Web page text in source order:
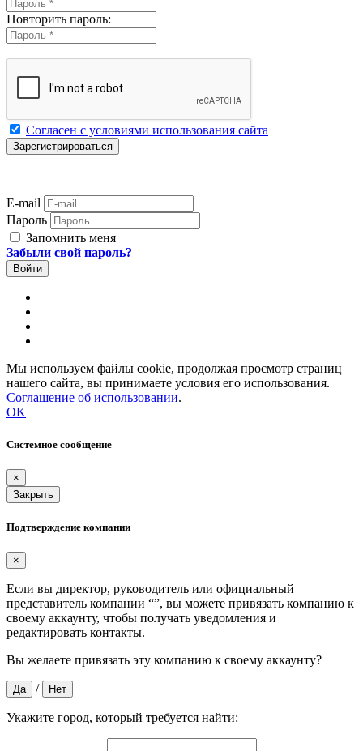
Повторить пароль:
Согласен с условиями использования сайта
E-mail
Пароль
Запомнить меня
Забыли свой пароль?
Мы используем файлы cookie, продолжая просмотр страниц
нашего сайта, вы принимаете условия его использования.
Соглашение об использовании.
OK
Системное сообщение
×
Закрыть
Подтверждение компании
×
Если вы директор, руководитель или официальный
представитель компании “”, вы можете привязать компанию к
своему аккаунту, чтобы получать уведомления и
редактировать контакты.
Вы желаете привязать эту компанию к своему аккаунту?
Да / Нет
Укажите город, который требуется найти: